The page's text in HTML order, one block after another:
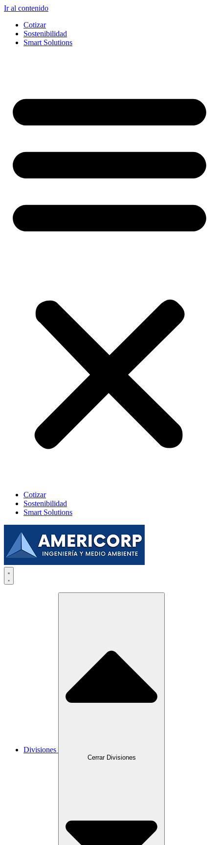
Ir al contenido
Cotizar
Sostenibilidad
Smart Solutions
Cotizar
Sostenibilidad
Smart Solutions
Divisiones
Cerrar Divisiones